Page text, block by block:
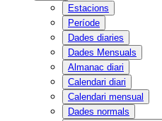
Estacions
Període
Dades diaries
Dades Mensuals
Almanac diari
Calendari diari
Calendari mensual
Dades normals